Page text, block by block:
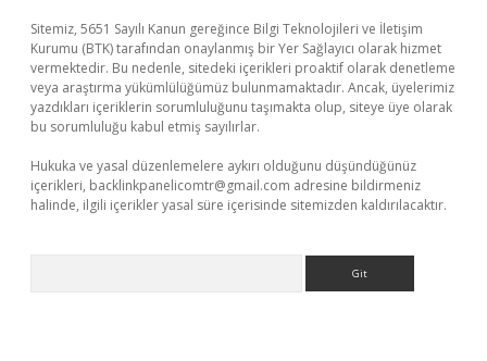
Sitemiz, 5651 Sayılı Kanun gereğince Bilgi Teknolojileri ve İletişim
Kurumu (BTK) tarafından onaylanmış bir Yer Sağlayıcı olarak hizmet
vermektedir. Bu nedenle, sitedeki içerikleri proaktif olarak denetleme
veya araştırma yükümlülüğümüz bulunmamaktadır. Ancak, üyelerimiz
yazdıkları içeriklerin sorumluluğunu taşımakta olup, siteye üye olarak
bu sorumluluğu kabul etmiş sayılırlar.
Hukuka ve yasal düzenlemelere aykırı olduğunu düşündüğünüz
içerikleri, backlinkpanelicomtr@gmail.com adresine bildirmeniz
halinde, ilgili içerikler yasal süre içerisinde sitemizden kaldırılacaktır.